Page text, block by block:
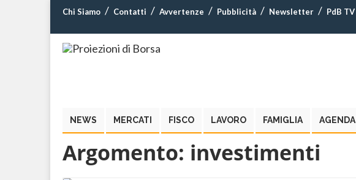
Chi Siamo Contatti Avvertenze Pubblicità Newsletter PdB TV
NEWS MERCATI FISCO LAVORO FAMIGLIA AGENDA
Argomento: investimenti